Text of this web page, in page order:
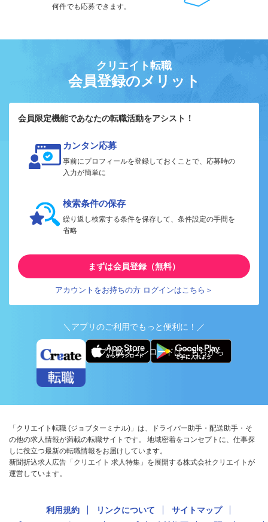
何件でも応募できます。
クリエイト転職
会員登録のメリット
会員限定機能であなたの転職活動をアシスト！
カンタン応募
事前にプロフィールを登録しておくことで、応募時の
入力が簡単に
検索条件の保存
繰り返し検索する条件を保存して、条件設定の手間を
省略
まずは会員登録（無料）
アカウントをお持ちの方 ログインはこちら＞
＼アプリのご利用でもっと便利に！／
アプリ版ダウンロードはこちらから
「クリエイト転職 (ジョブターミナル)」は、ドライバー助手・配送助手・そ
の他の求人情報が満載の転職サイトです。 地域密着をコンセプトに、仕事探
しに役立つ最新の転職情報をお届けしています。
新聞折込求人広告「クリエイト 求人特集」を展開する株式会社クリエイトが
運営しています。
利用規約 リンクについて
サイトマップ